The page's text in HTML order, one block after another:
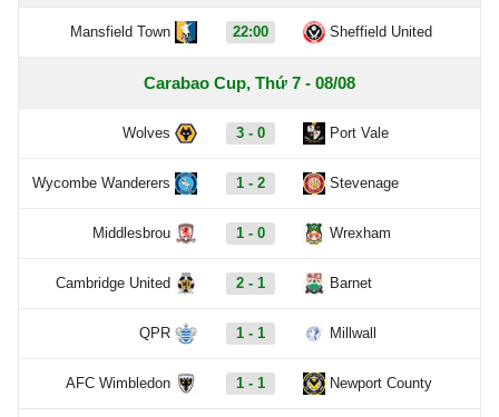
Mansfield Town 22:00 Sheffield United
Carabao Cup, Thứ 7 - 08/08
Wolves 3 - 0 Port Vale
Wycombe Wanderers 1 - 2 Stevenage
Middlesbrou 1 - 0 Wrexham
Cambridge United 2 - 1 Barnet
QPR 1 - 1 Millwall
AFC Wimbledon 1 - 1 Newport County